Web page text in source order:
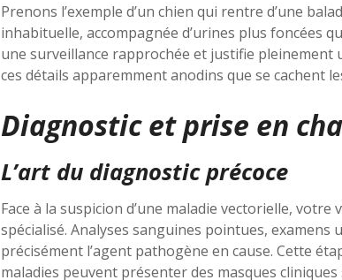
Prenons l’exemple d’un chien qui rentre d’une
inhabituelle, accompagnée d’urines plus foncées
une surveillance rapprochée et justifie pleinement
ces détails apparemment anodins que se cachent
Diagnostic et prise en
L’art du diagnostic précoce
Face à la suspicion d’une maladie vectorielle,
spécialisé. Analyses sanguines pointues,
précisément l’agent pathogène en cause. Cette
maladies peuvent présenter des masques